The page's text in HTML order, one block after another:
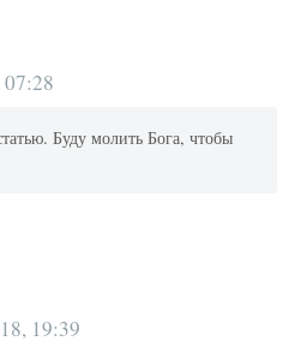
07:28
Буду молить Бога, чтобы
19:39